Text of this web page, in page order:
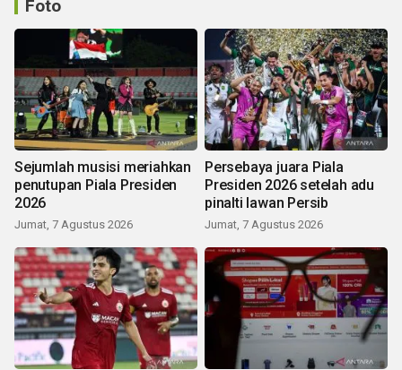
Foto
Sejumlah musisi meriahkan
penutupan Piala Presiden
2026
Jumat, 7 Agustus 2026
Persebaya juara Piala
Presiden 2026 setelah adu
pinalti lawan Persib
Jumat, 7 Agustus 2026